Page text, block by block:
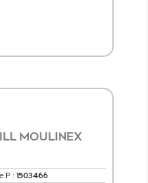
MOULINEX
P : 1503466